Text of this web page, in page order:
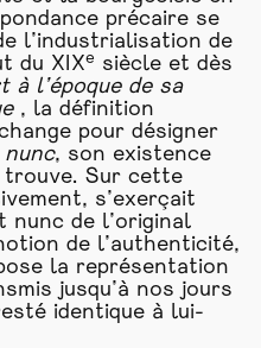
précaire se
l’industrialisation de
du XIXe
siècle et dès
à l’époque de sa
, la définition
pour désigner
, son existence
trouve. Sur cette
s’exerçait
nunc de l’original
de l’authenticité,
la représentation
jusqu’à nos jours
identique à lui-